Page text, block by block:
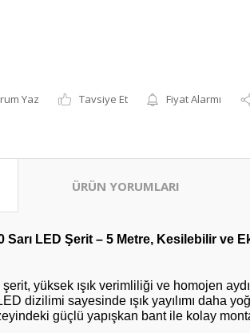
Yaz Tavsiye Et Fiyat Alarmı
ÜRÜN YORUMLARI
Sarı LED Şerit – 5 Metre, Kesilebilir ve
yüksek ışık verimliliği ve homojen
dizilimi sayesinde ışık yayılımı daha
güçlü yapışkan bant ile kolay